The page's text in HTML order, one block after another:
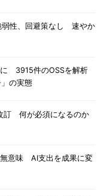
弱性、回避策なし 速やか
3915件のOSSを解析
の実態
訂 何が必須になるのか
無意味 AI支出を成果に変